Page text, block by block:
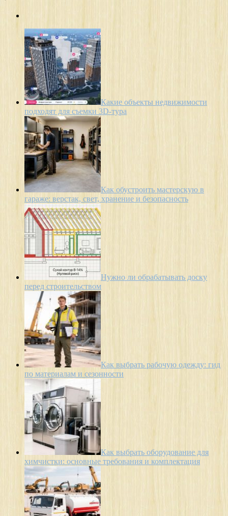
Какие объекты недвижимости
подходят для съемки 3D-тура
Как обустроить мастерскую в
гараже: верстак, свет, хранение и безопасность
Нужно ли обрабатывать доску
перед строительством
Как выбрать рабочую одежду: гид
по материалам и сезонности
Как выбрать оборудование для
химчистки: основные требования и комплектация